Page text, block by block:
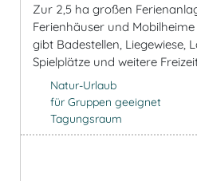
Zur 2,5 ha großen
Ferienhäuser und
gibt Badestellen, Liegewiese,
Spielplätze und weitere
Natur-Urlaub
für Gruppen geeignet
Tagungsraum